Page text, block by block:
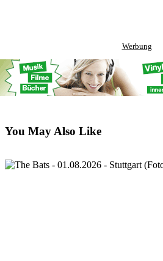
Werbung
You May Also Like